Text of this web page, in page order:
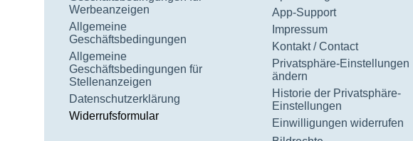
Werbeanzeigen
Allgemeine
Geschäftsbedingungen
Allgemeine
Geschäftsbedingungen für
Stellenanzeigen
Datenschutzerklärung
Widerrufsformular
App-Support
Impressum
Kontakt / Contact
Privatsphäre-Einstellungen
ändern
Historie der Privatsphäre-
Einstellungen
Einwilligungen widerrufen